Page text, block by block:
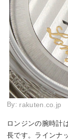
By: rakuten.co.jp
ロンジンの腕時計
長です。ラインナ